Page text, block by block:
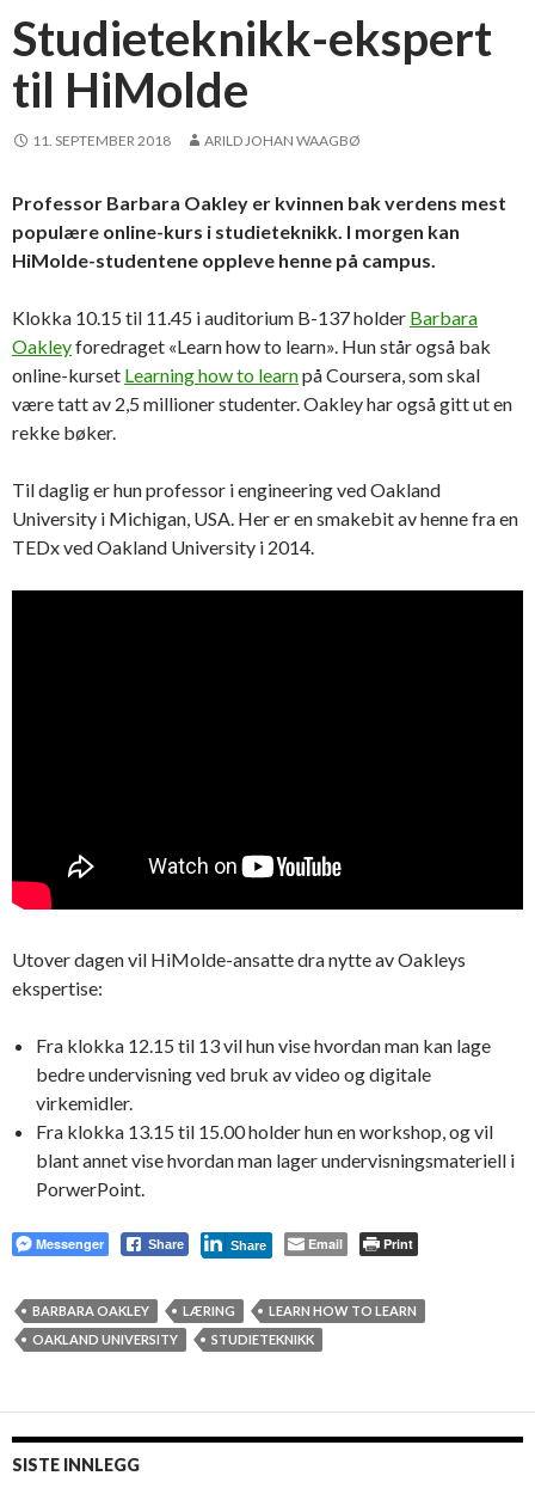
Studieteknikk-ekspert
til HiMolde
11. SEPTEMBER 2018 ARILD JOHAN WAAGBØ
Professor Barbara Oakley er kvinnen bak verdens mest
populære online-kurs i studieteknikk. I morgen kan
HiMolde-studentene oppleve henne på campus.
Klokka 10.15 til 11.45 i auditorium B-137 holder Barbara
Oakleyforedraget «Learn how to learn». Hun står også bak
online-kurset Learning how to learnpå Coursera, som skal
være tatt av 2,5 millioner studenter. Oakley har også gitt ut en
rekke bøker.
Til daglig er hun professor i engineering ved Oakland
University i Michigan, USA. Her er en smakebit av henne fra en
TEDx ved Oakland University i 2014.
Utover dagen vil HiMolde-ansatte dra nytte av Oakleys
ekspertise:
Fra klokka 12.15 til 13 vil hun vise hvordan man kan lage
bedre undervisning ved bruk av video og digitale
virkemidler.
Fra klokka 13.15 til 15.00 holder hun en workshop, og vil
blant annet vise hvordan man lager undervisningsmateriell i
PorwerPoint.
Messenger Share Share Email Print
BARBARA OAKLEY LÆRING
LEARN HOW TO LEARN
OAKLAND UNIVERSITY
STUDIETEKNIKK
SISTE INNLEGG